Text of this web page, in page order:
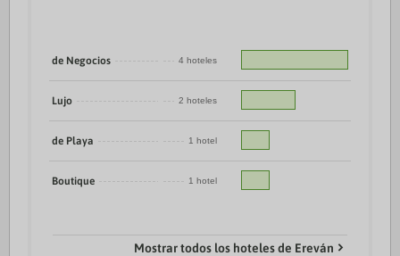
de Negocios 4 hoteles
Lujo 2 hoteles
de Playa 1 hotel
Boutique 1 hotel
Mostrar todos los hoteles de Ereván